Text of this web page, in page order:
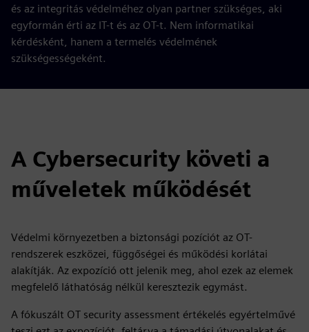
és az integritás védelméhez olyan partner szükséges, aki
egyformán érti az IT-t és az OT-t. Nem informatikai
kérdésként, hanem a termelés védelmének
szükségességeként.
A Cybersecurity követi a
műveletek működését
Védelmi környezetben a biztonsági pozíciót az OT-
rendszerek eszközei, függőségei és működési korlátai
alakítják. Az expozíció ott jelenik meg, ahol ezek az elemek
megfelelő láthatóság nélkül keresztezik egymást.
A fókuszált OT security assessment értékelés egyértelművé